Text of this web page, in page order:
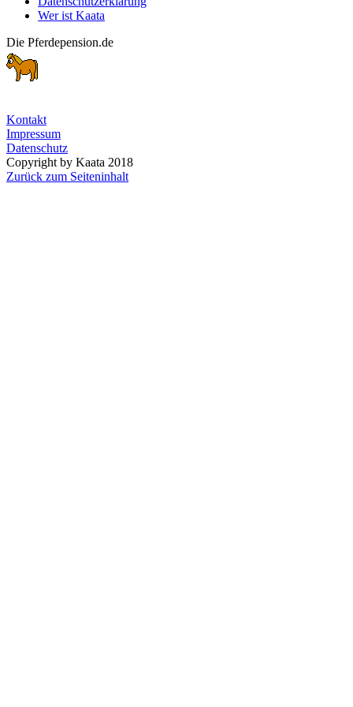
Wer ist Kaata
Die Pferdepension.de
Kontakt
Impressum
Datenschutz
Copyright by Kaata 2018
Zurück zum Seiteninhalt